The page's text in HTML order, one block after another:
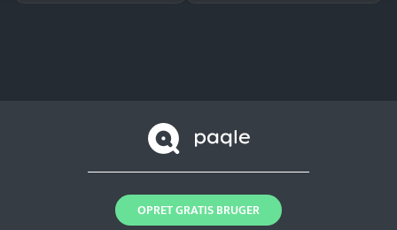
OPRET GRATIS BRUGER